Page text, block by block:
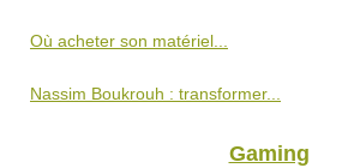
Où acheter son matériel...
Nassim Boukrouh : transformer...
Gaming